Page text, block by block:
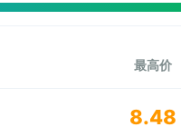
最高价
8.48